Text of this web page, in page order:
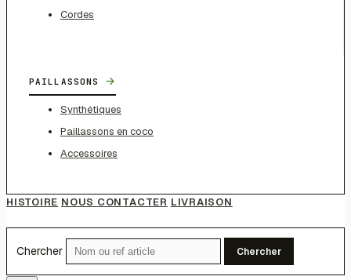
Cordes
PAILLASSONS →
Synthétiques
Paillassons en coco
Accessoires
HISTOIRE NOUS CONTACTER LIVRAISON
Chercher Chercher